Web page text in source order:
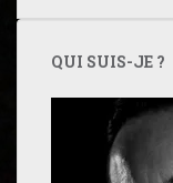
QUI SUIS-JE ?